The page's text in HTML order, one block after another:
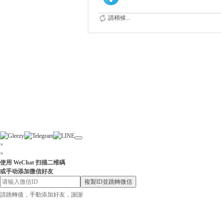
請稍候...
×
×
使用 WeChat 扫描二维碼
或手动添加微信好友
複製ID並跳轉微信
請跳轉後，手動添加好友，謝謝